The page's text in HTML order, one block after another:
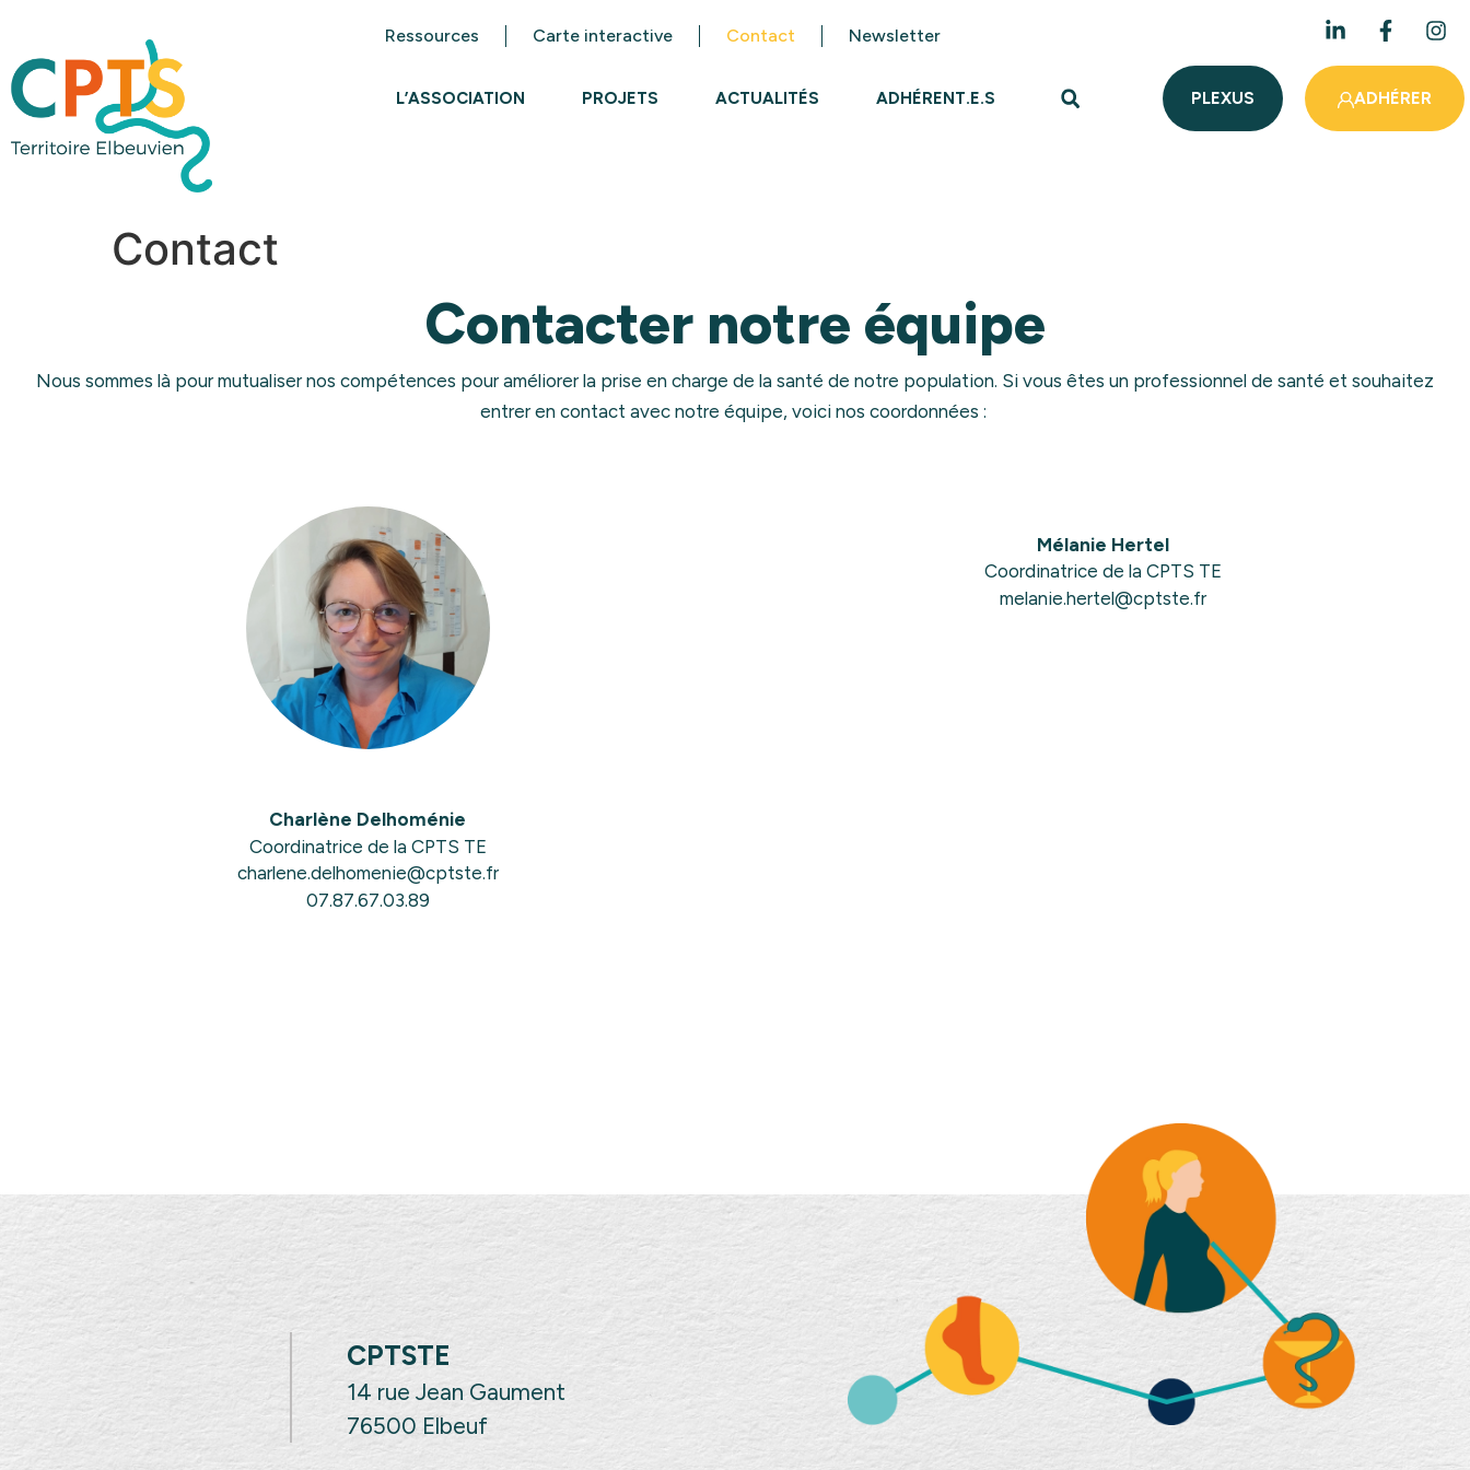
Ressources Carte interactive Contact Newsletter
L’ASSOCIATION PROJETS ACTUALITÉS ADHÉRENT.E.S PLEXUS ADHÉRER
Contact
Contacter notre équipe
Nous sommes là pour mutualiser nos compétences pour améliorer la prise en charge de la santé de notre population. Si vous êtes un professionnel de santé et souhaitez
entrer en contact avec notre équipe, voici nos coordonnées :
Charlène Delhoménie
Coordinatrice de la CPTS TE
charlene.delhomenie@cptste.fr
07.87.67.03.89
Mélanie Hertel
Coordinatrice de la CPTS TE
melanie.hertel@cptste.fr
CPTSTE
14 rue Jean Gaument
76500 Elbeuf